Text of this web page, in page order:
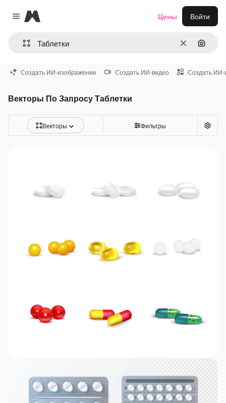
Close menu
Magnific
ОчиститьПоиск
Цены Войти
Создать ИИ-изображение Создать ИИ-видео Создать ИИ-
Векторы По Запросу Таблетки
Векторы Фильтры